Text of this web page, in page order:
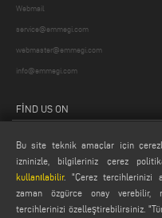
Webmail
service@emmegi.com
webmaster@emmegi.com
info@emmegi.com
FIND US ON
LEGALS
Bu site teknik amaçlar için
izninizle, bilgileriniz çerez
kullanılabilir. "Çerez tercihlerinizi
zaman özgürce onay verebilir,
tercihlerinizi özelleştirebilirsiniz.